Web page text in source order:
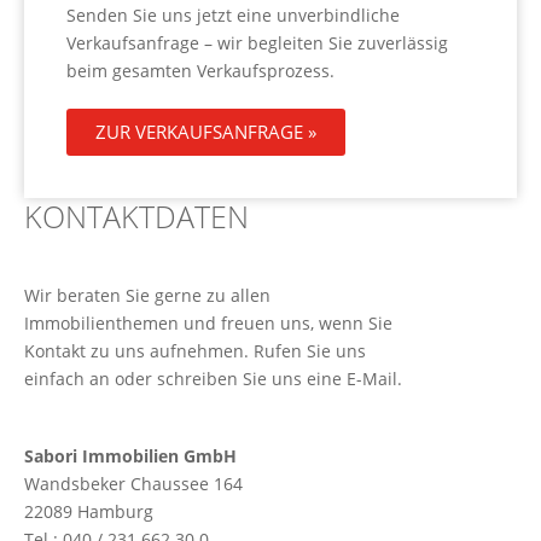
KONTAKTDATEN
Wir beraten Sie gerne zu allen
Immobilienthemen und freuen uns, wenn Sie
Kontakt zu uns aufnehmen. Rufen Sie uns
einfach an oder schreiben Sie uns eine E-Mail.
Sabori Immobilien GmbH
Wandsbeker Chaussee 164
22089 Hamburg
Senden Sie uns jetzt eine unverbindliche
Verkaufsanfrage – wir begleiten Sie zuverlässig
beim gesamten Verkaufsprozess.
ZUR VERKAUFSANFRAGE »